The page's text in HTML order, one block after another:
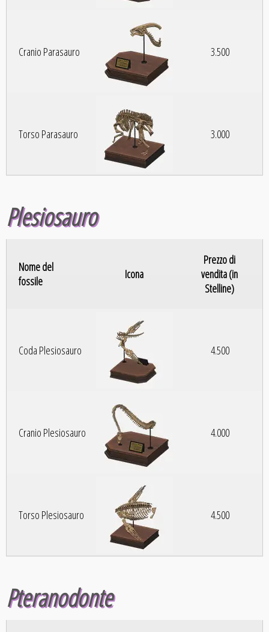
Cranio Parasauro 3.500
Torso Parasauro 3.000
Plesiosauro
Nome del
fossile
Icona
Prezzo di
vendita (in
Stelline)
Coda Plesiosauro 4.500
Cranio Plesiosauro 4.000
Torso Plesiosauro 4.500
Pteranodonte